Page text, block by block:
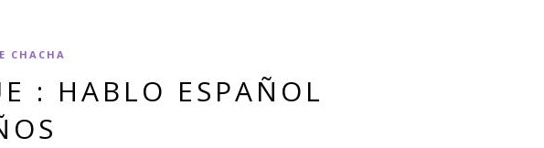
CHACHA
: HABLO ESPAÑOL